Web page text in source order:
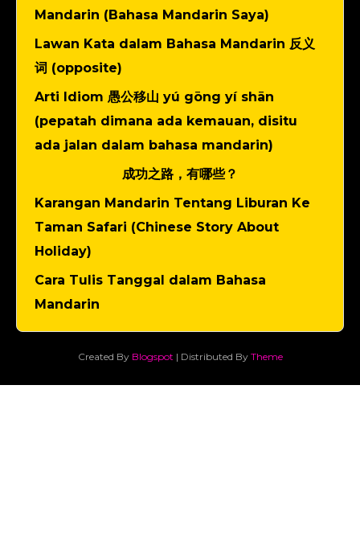
Mandarin (Bahasa Mandarin Saya)
Lawan Kata dalam Bahasa Mandarin 反义
词 (opposite)
Arti Idiom 愚公移山 yú gōng yí shān
(pepatah dimana ada kemauan, disitu
ada jalan dalam bahasa mandarin)
成功之路，有哪些？
Karangan Mandarin Tentang Liburan Ke
Taman Safari (Chinese Story About
Holiday)
Cara Tulis Tanggal dalam Bahasa
Mandarin
Created By Blogspot | Distributed By Theme